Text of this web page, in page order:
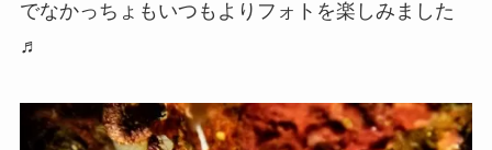
でなかっちょもいつもよりフォトを楽しみました
♬